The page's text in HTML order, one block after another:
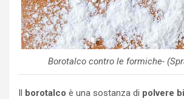
Borotalco contro le formiche-
Il borotalco è una sostanza di polvere